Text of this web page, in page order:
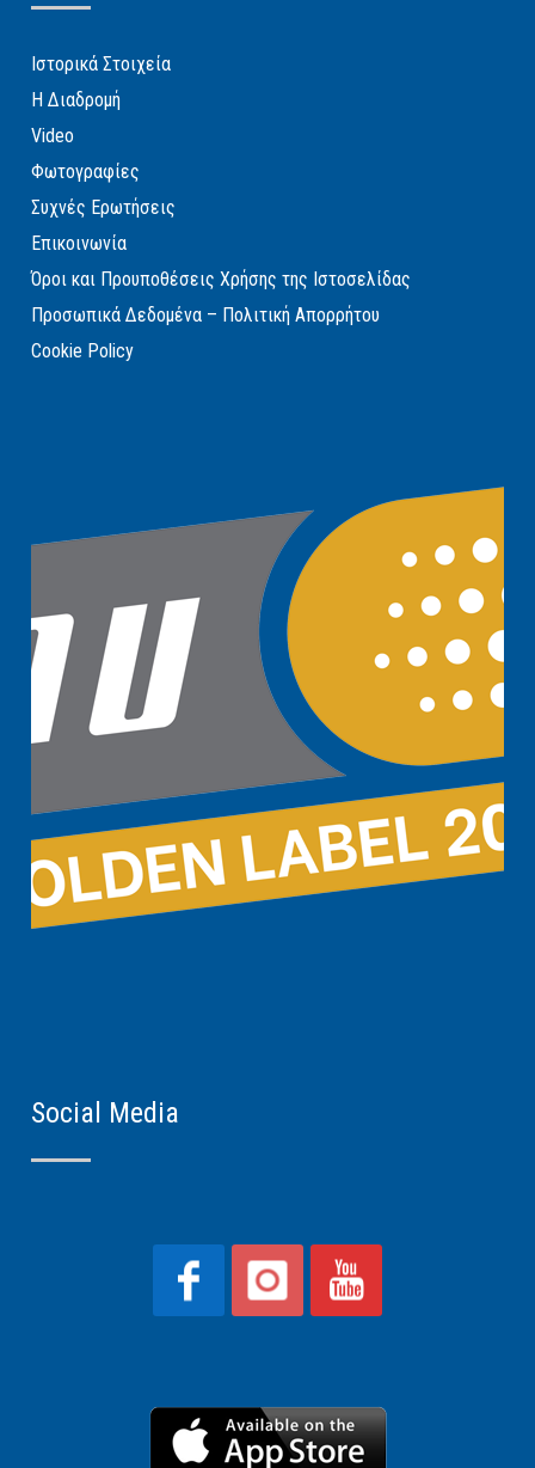
Ιστορικά Στοιχεία
Η Διαδρομή
Video
Φωτογραφίες
Συχνές Ερωτήσεις
Επικοινωνία
Όροι και Προυποθέσεις Χρήσης της Ιστοσελίδας
Προσωπικά Δεδομένα – Πολιτική Απορρήτου
Cookie Policy
Social Media